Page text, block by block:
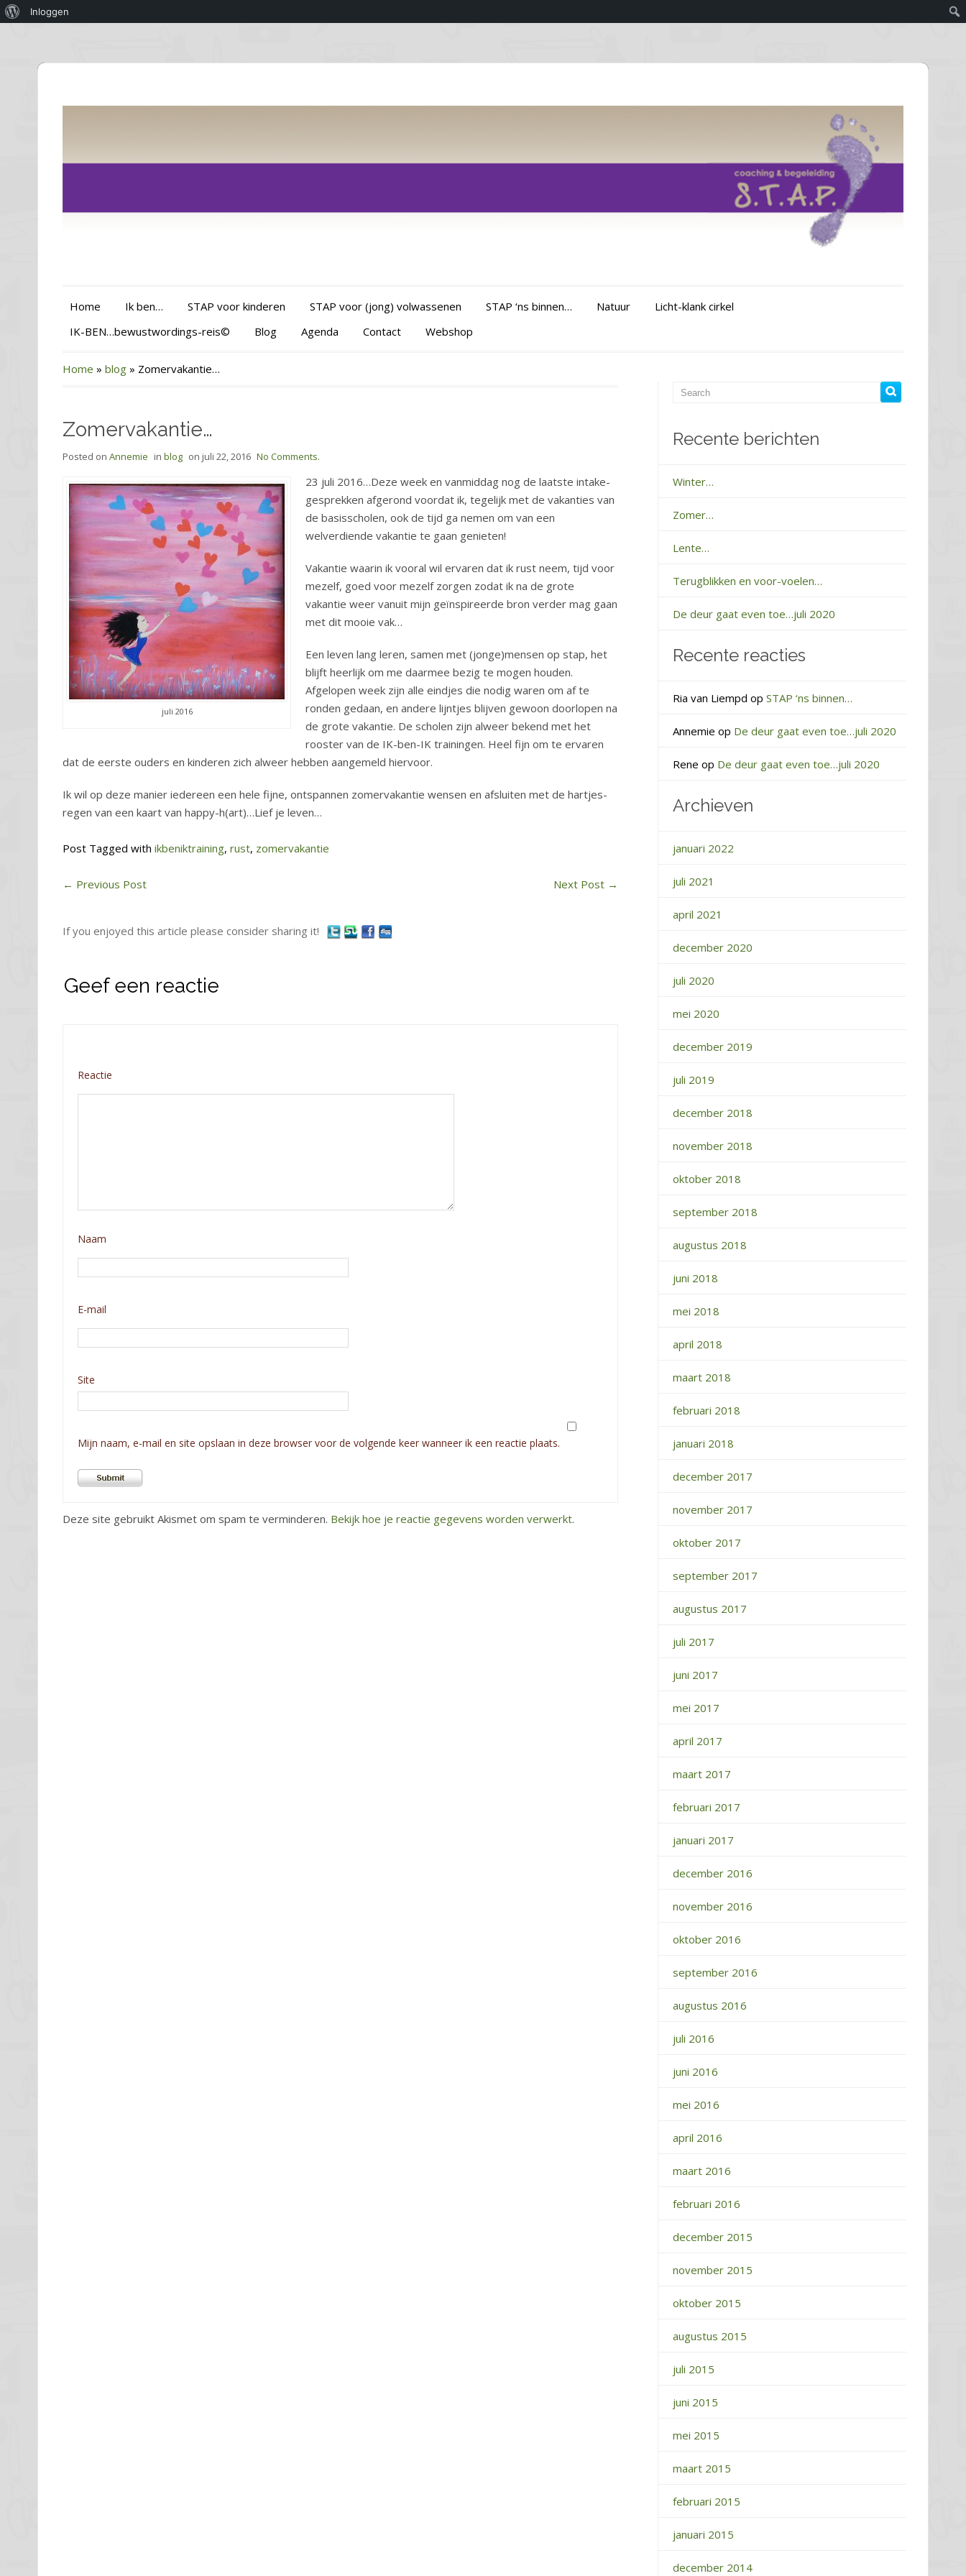
Home Ik ben… STAP voor kinderen STAP voor (jong) volwassenen STAP ‘ns binnen… Natuur
Licht-klank cirkel
IK-BEN…bewustwordings-reis©
Blog Agenda Contact Webshop
Home » blog » Zomervakantie…
Zomervakantie…
Posted on Annemie in blog on juli 22, 2016 No Comments.
juli 2016
23 juli 2016…Deze week en vanmiddag nog de laatste intake-
gesprekken afgerond voordat ik, tegelijk met de vakanties van
de basisscholen, ook de tijd ga nemen om van een
welverdiende vakantie te gaan genieten!
Vakantie waarin ik vooral wil ervaren dat ik rust neem, tijd voor
mezelf, goed voor mezelf zorgen zodat ik na de grote
vakantie weer vanuit mijn geïnspireerde bron verder mag gaan
met dit mooie vak…
Een leven lang leren, samen met (jonge)mensen op stap, het
blijft heerlijk om me daarmee bezig te mogen houden.
Afgelopen week zijn alle eindjes die nodig waren om af te
ronden gedaan, en andere lijntjes blijven gewoon doorlopen na
de grote vakantie. De scholen zijn alweer bekend met het
rooster van de IK-ben-IK trainingen. Heel fijn om te ervaren
dat de eerste ouders en kinderen zich alweer hebben aangemeld hiervoor.
Ik wil op deze manier iedereen een hele fijne, ontspannen zomervakantie wensen en afsluiten met de hartjes-
regen van een kaart van happy-h(art)…Lief je leven…
Post Tagged with ikbeniktraining, rust, zomervakantie
← Previous Post Next Post →
If you enjoyed this article please consider sharing it!
Geef een reactie
Reactie
Naam
E-mail
Site
Mijn naam, e-mail en site opslaan in deze browser voor de volgende keer wanneer ik een reactie plaats.
Deze site gebruikt Akismet om spam te verminderen. Bekijk hoe je reactie gegevens worden verwerkt.
Recente berichten
Winter…
Zomer…
Lente…
Terugblikken en voor-voelen…
De deur gaat even toe…juli 2020
Recente reacties
Ria van Liempd op STAP ‘ns binnen…
Annemie op De deur gaat even toe…juli 2020
Rene op De deur gaat even toe…juli 2020
Archieven
januari 2022
juli 2021
april 2021
december 2020
juli 2020
mei 2020
december 2019
juli 2019
december 2018
november 2018
oktober 2018
september 2018
augustus 2018
juni 2018
mei 2018
april 2018
maart 2018
februari 2018
januari 2018
december 2017
november 2017
oktober 2017
september 2017
augustus 2017
juli 2017
juni 2017
mei 2017
april 2017
maart 2017
februari 2017
januari 2017
december 2016
november 2016
oktober 2016
september 2016
augustus 2016
juli 2016
juni 2016
mei 2016
april 2016
maart 2016
februari 2016
december 2015
november 2015
oktober 2015
augustus 2015
juli 2015
juni 2015
mei 2015
maart 2015
februari 2015
januari 2015
december 2014
Over
Inloggen